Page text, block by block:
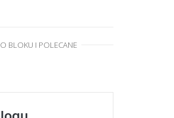
O BLOKU I POLECANE